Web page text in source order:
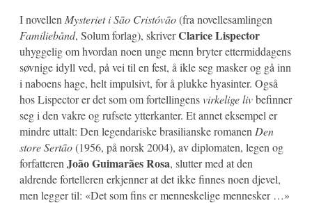
I novellen Mysteriet i São Cristóvão(fra novellesamlingen
Familiebånd, Solum forlag), skriverClarice Lispector
uhyggelig om hvordan noen unge menn bryter ettermiddagens
søvnige idyll ved, på vei til en fest, å ikle seg masker og gå inn
i naboens hage, helt impulsivt, for å plukke hyasinter. Også
hos Lispector er det som om fortellingensvirkelige livbefinner
seg i den vakre og rufsete ytterkanter. Et annet eksempel er
mindre uttalt: Den legendariske brasilianske romanen Den
store Sertão(1956, på norsk 2004), av diplomaten, legen og
forfatteren João Guimarães Rosa, slutter med at den
aldrende fortelleren erkjenner at det ikke finnes noen djevel,
men legger til: «Det som fins er menneskelige mennesker …»